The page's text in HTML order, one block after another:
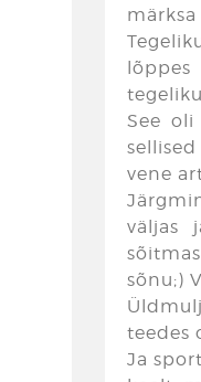
See
vene
väljas
sõnu;)
teedes
Ja